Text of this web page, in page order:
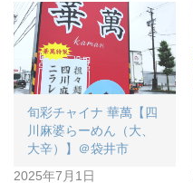
旬彩チャイナ 華萬【四
川麻婆らーめん（大、
大辛）】＠袋井市
2025年7月1日